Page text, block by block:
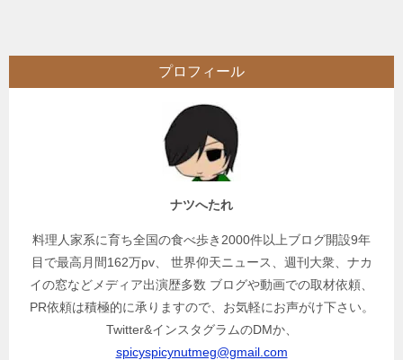
ビ
ゲ
プロフィール
ナツへたれ
料理人家系に育ち全国の食べ歩き2000件以上ブログ開設9年
目で最高月間162万pv、 世界仰天ニュース、週刊大衆、ナカ
イの窓などメディア出演歴多数 ブログや動画での取材依頼、
PR依頼は積極的に承りますので、お気軽にお声がけ下さい。
Twitter&インスタグラムのDMか、
spicyspicynutmeg@gmail.com